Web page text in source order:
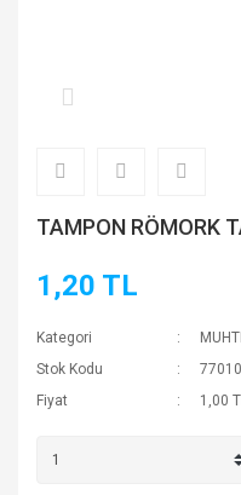
TAMPON RÖMORK
1,20 TL
Kategori
Stok Kodu
Fiyat
1,00